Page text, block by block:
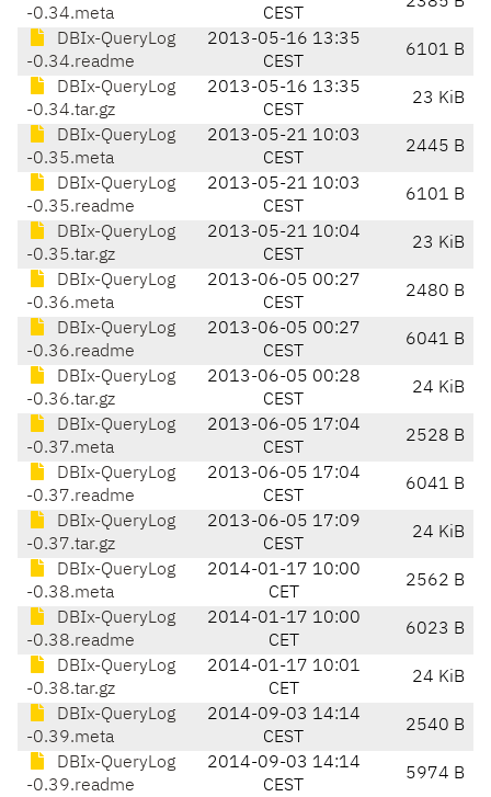
-0.34.meta
CEST
DBIx-QueryLog
-0.34.readme
2013-05-16 13:35
CEST
6101 B
DBIx-QueryLog
-0.34.tar.gz
2013-05-16 13:35
CEST
23 KiB
DBIx-QueryLog
-0.35.meta
2013-05-21 10:03
CEST
2445 B
DBIx-QueryLog
-0.35.readme
2013-05-21 10:03
CEST
6101 B
DBIx-QueryLog
-0.35.tar.gz
2013-05-21 10:04
CEST
23 KiB
DBIx-QueryLog
-0.36.meta
2013-06-05 00:27
CEST
2480 B
DBIx-QueryLog
-0.36.readme
2013-06-05 00:27
CEST
6041 B
DBIx-QueryLog
-0.36.tar.gz
2013-06-05 00:28
CEST
24 KiB
DBIx-QueryLog
-0.37.meta
2013-06-05 17:04
CEST
2528 B
DBIx-QueryLog
-0.37.readme
2013-06-05 17:04
CEST
6041 B
DBIx-QueryLog
-0.37.tar.gz
2013-06-05 17:09
CEST
24 KiB
DBIx-QueryLog
-0.38.meta
2014-01-17 10:00
CET
2562 B
DBIx-QueryLog
-0.38.readme
2014-01-17 10:00
CET
6023 B
DBIx-QueryLog
-0.38.tar.gz
2014-01-17 10:01
CET
24 KiB
DBIx-QueryLog
-0.39.meta
2014-09-03 14:14
CEST
2540 B
DBIx-QueryLog
-0.39.readme
2014-09-03 14:14
CEST
5974 B